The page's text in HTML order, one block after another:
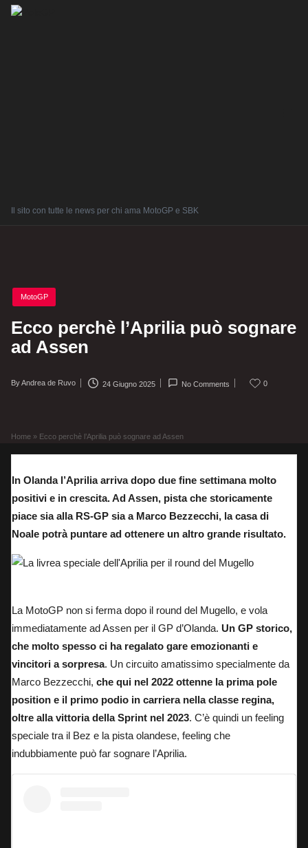
Il sito con tutte le news per chi ama MotoGP e SBK
Posted
in
MotoGP
Ecco perchè l’Aprilia può sognare
ad Assen
Posted
ByAndrea de Ruvo 24 Giugno 2025 No Comments 0
Home » Ecco perchè l’Aprilia può sognare ad Assen
In Olanda l’Aprilia arriva dopo due fine settimana molto
positivi e in crescita. Ad Assen, pista che storicamente
piace sia alla RS-GP sia a Marco Bezzecchi, la casa di
Noale potrà puntare ad ottenere un altro grande risultato.
La MotoGP non si ferma dopo il round del Mugello, e vola
immediatamente ad Assen per il GP d’Olanda. Un GP storico,
che molto spesso ci ha regalato gare emozionanti e
vincitori a sorpresa. Un circuito amatissimo specialmente da
Marco Bezzecchi, che qui nel 2022 ottenne la prima pole
position e il primo podio in carriera nella classe regina,
oltre alla vittoria della Sprint nel 2023. C’è quindi un feeling
speciale tra il Bez e la pista olandese, feeling che
indubbiamente può far sognare l’Aprilia.